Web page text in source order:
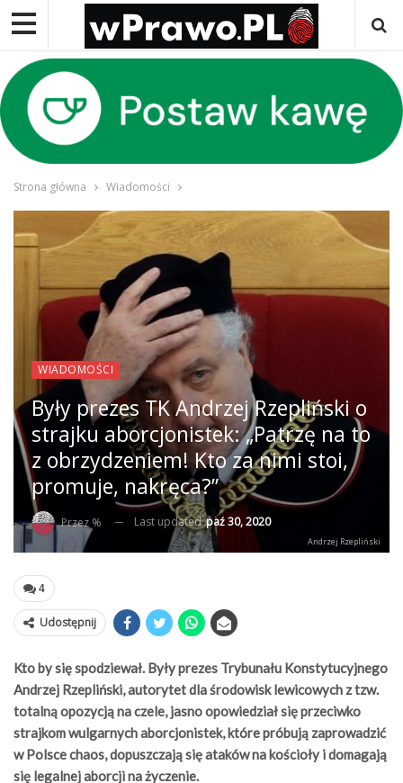
Strona główna Wiadomości
WIADOMOŚCI
Były prezes TK Andrzej Rzepliński o
strajku aborcjonistek: „Patrzę na to
z obrzydzeniem! Kto za nimi stoi,
promuje, nakręca?”
Przez % Last updatedpaź 30, 2020
Andrzej Rzepliński
4
Udostępnij
Kto by się spodziewał. Były prezes Trybunału Konstytucyjnego
Andrzej Rzepliński, autorytet dla środowisk lewicowych z tzw.
totalną opozycją na czele, jasno opowiedział się przeciwko
strajkom wulgarnych aborcjonistek, które próbują zaprowadzić
w Polsce chaos, dopuszczają się ataków na kościoły i domagają
się legalnej aborcji na życzenie.